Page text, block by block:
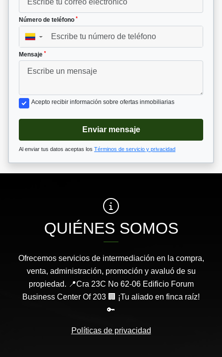
Número de teléfono *
▼
Mensaje *
Acepto recibir información sobre ofertas inmobiliarias
Enviar mensaje
Al enviar tus datos aceptas los Términos de servicio y privacidad
QUIÉNES SOMOS
Ofrecemos servicios de intermediación en la compra,
venta, administración, promoción y avaluó de su
propiedad. 📍Cra 23C No 62-06 Edificio Forum
Business Center Of 203 🏢 ¡Tu aliado en finca raíz!
🔑
Políticas de privacidad